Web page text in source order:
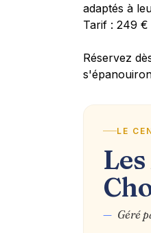
adaptés à
Tarif : 249
Réservez
LE
— Géré